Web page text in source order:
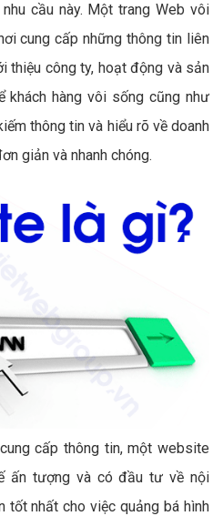
cầu này. Một trang Web vôi
cung cấp những thông tin liên
thiệu công ty, hoạt động và sản
khách hàng vôi sống cũng như
thông tin và hiểu rõ về doanh
giản và nhanh chóng.
cấp thông tin, một website
ấn tượng và có đầu tư về nội
nhất cho việc quảng bá hình